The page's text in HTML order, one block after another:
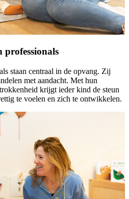
professionals
staan centraal in de opvang. Zij
met aandacht. Met hun
krijgt ieder kind de steun
te voelen en zich te ontwikkelen.